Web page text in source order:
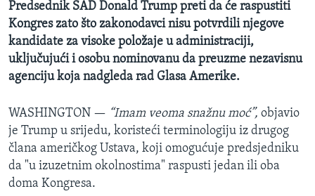
Jezici
Predsednik SAD Donald Trump preti da će raspustiti
Kongres zato što zakonodavci nisu potvrdili njegove
kandidate za visoke položaje u administraciji,
uključujući i osobu nominovanu da preuzme nezavisnu
agenciju koja nadgleda rad Glasa Amerike.
WASHINGTON — “Imam veoma snažnu moć”, objavio
je Trump u srijedu, koristeći terminologiju iz drugog
člana američkog Ustava, koji omogućuje predsjedniku
da "u izuzetnim okolnostima" raspusti jedan ili oba
doma Kongresa.